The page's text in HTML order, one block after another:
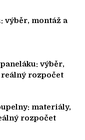
výběr, montáž a
výběr,
rozpočet
materiály,
rozpočet